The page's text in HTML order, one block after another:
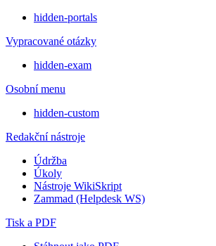
hidden-portals
Vypracované otázky
hidden-exam
Osobní menu
hidden-custom
Redakční nástroje
Údržba
Úkoly
Nástroje WikiSkript
Zammad (Helpdesk WS)
Tisk a PDF